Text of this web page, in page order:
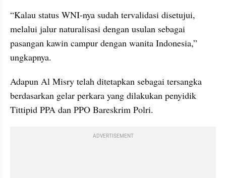
“Kalau status WNI-nya sudah tervalidasi disetujui,
melalui jalur naturalisasi dengan usulan sebagai
pasangan kawin campur dengan wanita Indonesia,”
ungkapnya.
Adapun Al Misry telah ditetapkan sebagai tersangka
berdasarkan gelar perkara yang dilakukan penyidik
Tittipid PPA dan PPO Bareskrim Polri.
ADVERTISEMENT